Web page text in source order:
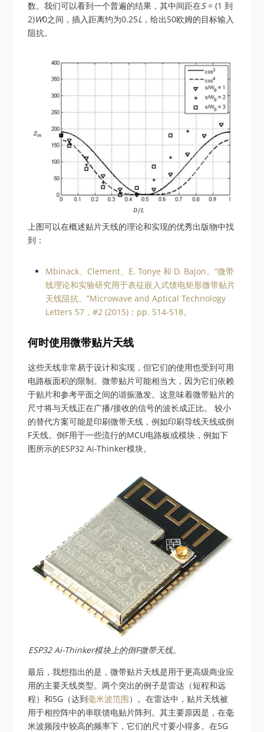
数。我们可以看到一个普遍的结果，其中间距在S= (1 到
2)W0之间，插入距离约为0.25L ，给出50欧姆的目标输入
阻抗。
上图可以在概述贴片天线的理论和实现的优秀出版物中找
到：
Mbinack、Clement、E. Tonye 和 D. Bajon。“微带
线理论和实验研究用于表征嵌入式馈电矩形微带贴片
天线阻抗。”Microwave and Aptical Technology
Letters 57，#2 (2015)：pp. 514-518。
何时使用微带贴片天线
这些天线非常易于设计和实现，但它们的使用也受到可用
电路板面积的限制。微带贴片可能相当大，因为它们依赖
于贴片和参考平面之间的谐振激发。这意味着微带贴片的
尺寸将与天线正在广播/接收的信号的波长成正比。较小
的替代方案可能是印刷微带天线，例如印刷导线天线或倒
F天线。倒F用于一些流行的MCU电路板或模块，例如下
图所示的ESP32 Ai-Thinker模块。
ESP32 Ai-Thinker模块上的倒F微带天线。
最后，我想指出的是，微带贴片天线是用于更高级商业应
用的主要天线类型。两个突出的例子是雷达（短程和远
程）和5G（达到毫米波范围）。在雷达中，贴片天线被
用于相控阵中的串联馈电贴片阵列。其主要原因是，在毫
米波频段中较高的频率下，它们的尺寸要小得多。在5G